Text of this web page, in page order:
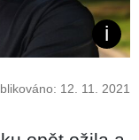
12. 11. 2021